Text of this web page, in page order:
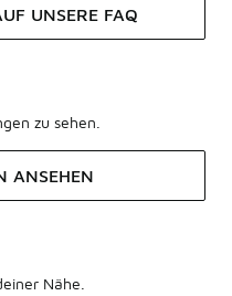
UNSERE FAQ
zu sehen.
ANSEHEN
Nähe.